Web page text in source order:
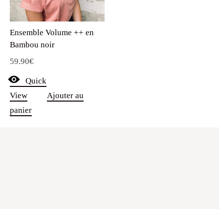
Ensemble Volume ++ en
Bambou noir
59.90€
Quick
View
Ajouter au
panier